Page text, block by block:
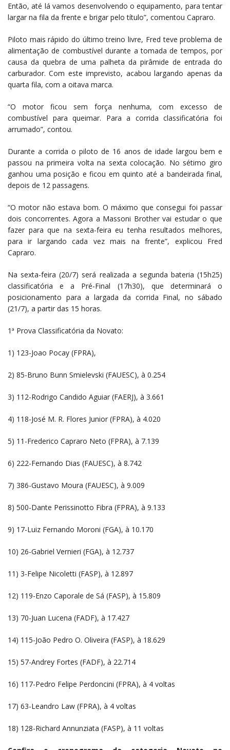
Então, até lá vamos desenvolvendo o equipamento, para tentar
largar na fila da frente e brigar pelo título”, comentou Capraro.
Piloto mais rápido do último treino livre, Fred teve problema de
alimentação de combustível durante a tomada de tempos, por
causa da quebra de uma palheta da pirâmide de entrada do
carburador. Com este imprevisto, acabou largando apenas da
quarta fila, com a oitava marca.
“O motor ficou sem força nenhuma, com excesso de
combustível para queimar. Para a corrida classificatória foi
arrumado”, contou.
Durante a corrida o piloto de 16 anos de idade largou bem e
passou na primeira volta na sexta colocação. No sétimo giro
ganhou uma posição e ficou em quinto até a bandeirada final,
depois de 12 passagens.
“O motor não estava bom. O máximo que consegui foi passar
dois concorrentes. Agora a Massoni Brother vai estudar o que
fazer para que na sexta-feira eu tenha resultados melhores,
para ir largando cada vez mais na frente”, explicou Fred
Capraro.
Na sexta-feira (20/7) será realizada a segunda bateria (15h25)
classificatória e a Pré-Final (17h30), que determinará o
posicionamento para a largada da corrida Final, no sábado
(21/7), a partir das 15 horas.
1ª Prova Classificatória da Novato:
1) 123-Joao Pocay (FPRA),
2) 85-Bruno Bunn Smielevski (FAUESC), à 0.254
3) 112-Rodrigo Candido Aguiar (FAERJ), à 3.661
4) 118-José M. R. Flores Junior (FPRA), à 4.020
5) 11-Frederico Capraro Neto (FPRA), à 7.139
6) 222-Fernando Dias (FAUESC), à 8.742
7) 386-Gustavo Moura (FAUESC), à 9.009
8) 500-Dante Perissinotto Fibra (FPRA), à 9.133
9) 17-Luiz Fernando Moroni (FGA), à 10.170
10) 26-Gabriel Vernieri (FGA), à 12.737
11) 3-Felipe Nicoletti (FASP), à 12.897
12) 119-Enzo Caporale de Sá (FASP), à 15.809
13) 70-Juan Lucena (FADF), à 17.427
14) 115-João Pedro O. Oliveira (FASP), à 18.629
15) 57-Andrey Fortes (FADF), à 22.714
16) 117-Pedro Felipe Perdoncini (FPRA), à 4 voltas
17) 63-Leandro Law (FPRA), à 4 voltas
18) 128-Richard Annunziata (FASP), à 11 voltas